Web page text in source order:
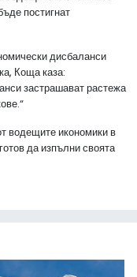
постигнат
дисбаланси
Коща каза:
застрашават растежа
водещите икономики в
да изпълни своята